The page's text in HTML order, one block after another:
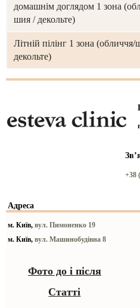
домашнім доглядом 1 зона
шия / декольте)
Літній пілінг 1 зона
декольте)
+38
Адреса
м. Київ, вул. Пимоненко 19
м. Київ, вул. Машинобудівна 8
Фото до і після
Статті